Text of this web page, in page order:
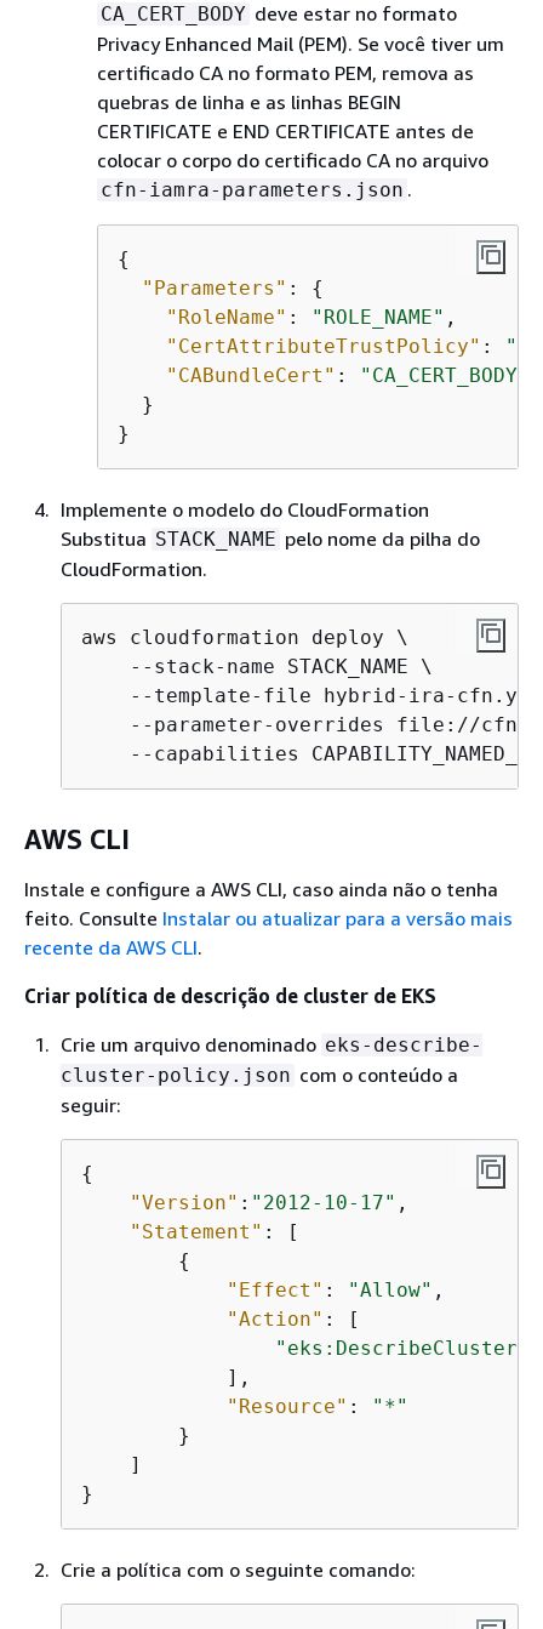
CA_CERT_BODY deve estar no formato
Privacy Enhanced Mail (PEM). Se você tiver um
certificado CA no formato PEM, remova as
quebras de linha e as linhas BEGIN
CERTIFICATE e END CERTIFICATE antes de
colocar o corpo do certificado CA no arquivo
cfn-iamra-parameters.json .
{
"Parameters" : {
"RoleName" : "ROLE_NAME" ,
"CertAttributeTrustPolicy" :
"CABundleCert" :
"CA_CERT_BODY"
  }
}
Implemente o modelo do CloudFormation
Substitua STACK_NAME pelo nome da pilha do
CloudFormation.
aws cloudformation deploy \
    --stack-name STACK_NAME \
--template-file hybrid-ira-
--parameter-overrides file://cfn-
--capabilities
AWS CLI
Instale e configure a AWS CLI, caso ainda não o tenha
feito. Consulte Instalar ou atualizar para a versão mais
recente da AWS CLI.
Criar política de descrição de cluster de EKS
Crie um arquivo denominado eks-describe-
cluster-policy.json com o conteúdo a
seguir:
{
"Version" : "2012-10-17" ,
"Statement" : [
{
"Effect" : "Allow" ,
"Action" : [
"eks:DescribeCluster"
            ],
"Resource" :
"*"
        }
    ]
}
Crie a política com o seguinte comando: